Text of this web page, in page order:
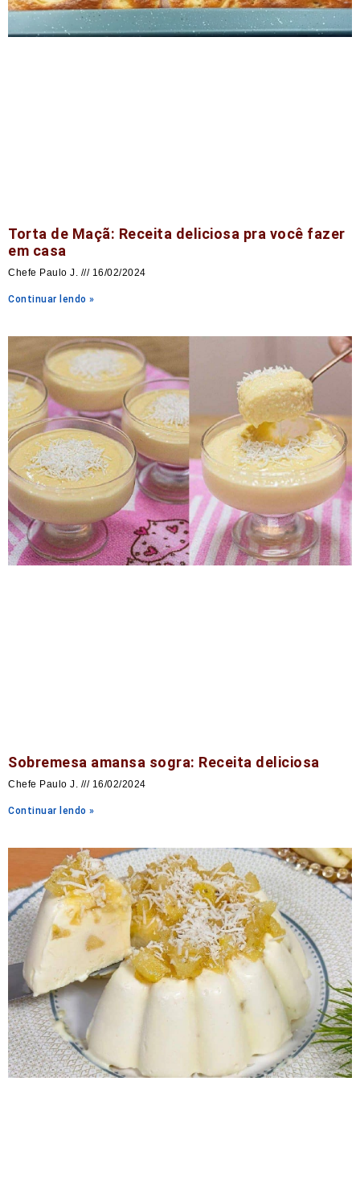
Torta de Maçã: Receita deliciosa pra você fazer
em casa
Chefe Paulo J. 16/02/2024
Continuar lendo »
Sobremesa amansa sogra: Receita deliciosa
Chefe Paulo J. 16/02/2024
Continuar lendo »